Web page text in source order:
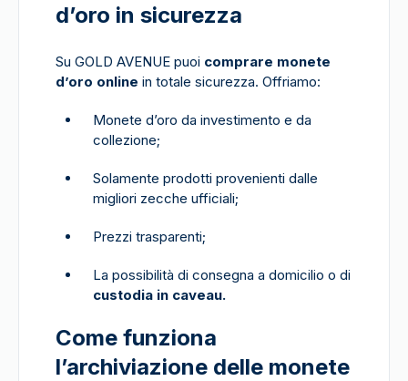
d’oro in sicurezza
Su GOLD AVENUE puoi comprare monete
d’oro online in totale sicurezza. Offriamo:
Monete d’oro da investimento e da
collezione;
Solamente prodotti provenienti dalle
migliori zecche ufficiali;
Prezzi trasparenti;
La possibilità di consegna a domicilio o di
custodia in caveau.
Come funziona
l’archiviazione delle monete